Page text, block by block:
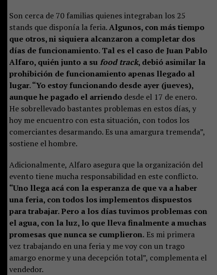
Son cerca de 70 familias quienes integraban los 25
stands que disponía la feria.Algunos, con más tiempo
que otros, ni siquiera alcanzaron a completar dos
días de funcionamiento. Tal es el caso de Juan Pablo
Alfaro, quién junto a sufood track, debió asimilar la
prohibición de funcionamiento apenas llegado al
lugar. “Yo estoy funcionando desde ayer (jueves),
aunque he pagado el arriendo desde el 17 de enero.
He sobrellevado bastantes problemas en estos días, y
hoy me encuentro con esta situación, con todos los
comerciantes desarmando. Es una amargura tremenda”,
sostiene el hombre.
Adicionalmente, Alfaro asegura que la organización del
evento tiene mucha responsabilidad en este conflicto.
“Uno llega acá con la esperanza de que va a haber
una feria, con todos los implementos dispuestos
para trabajar. Pero a los días tuvimos problemas con
el agua, con la luz, lo que lleva finalmente a muchas
promesas que nunca se cumplieron.Es mi primera
vez trabajando en una feria y me voy con un trago
amargo enorme y una decepción total”, complementa el
vendedor.